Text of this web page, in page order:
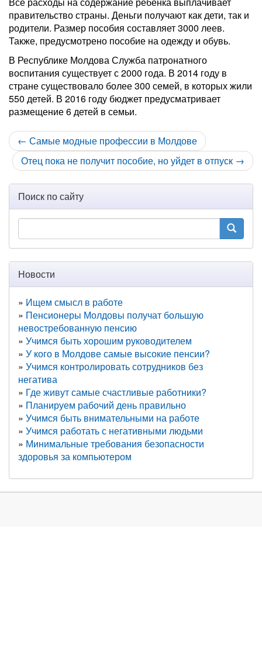
правительство страны. Деньги получают как дети, так и
родители. Размер пособия составляет 3000 леев.
Также, предусмотрено пособие на одежду и обувь.
В Республике Молдова Служба патронатного
воспитания существует с 2000 года. В 2014 году в
стране существовало более 300 семей, в которых жили
550 детей. В 2016 году бюджет предусматривает
размещение 6 детей в семьи.
← Самые модные профессии в Молдове
Отец пока не получит пособие, но уйдет в отпуск →
Поиск по сайту
Новости
Ищем смысл в работе
Пенсионеры Молдовы получат большую
невостребованную пенсию
Учимся быть хорошим руководителем
У кого в Молдове самые высокие пенсии?
Учимся контролировать сотрудников без
негатива
Где живут самые счастливые работники?
Планируем рабочий день правильно
Учимся быть внимательными на работе
Учимся работать с негативными людьми
Минимальные требования безопасности
здоровья за компьютером